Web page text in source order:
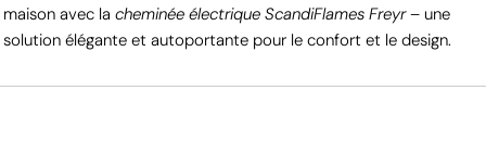
maison avec la cheminée électrique ScandiFlames Freyr– une
solution élégante et autoportante pour le confort et le design.